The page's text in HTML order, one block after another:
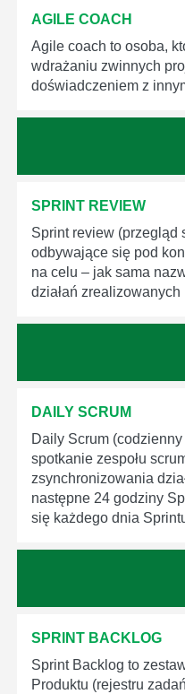
AGILE COACH
Agile coach to osoba,
wdrażaniu zwinnych
doświadczeniem z
SPRINT REVIEW
Sprint review (przegląd
odbywające się pod
na celu – jak sama
działań
DAILY SCRUM
Daily Scrum
spotkanie zespołu
zsynchronizowania
następne 24 godziny
się każdego dnia
SPRINT BACKLOG
Sprint Backlog to
Produktu (rejestru